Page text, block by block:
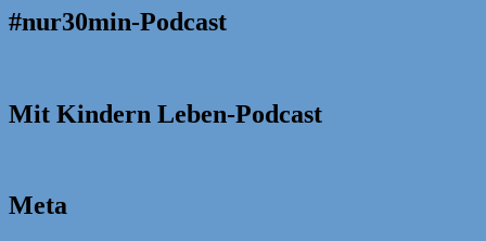
#nur30min-Podcast
Mit Kindern Leben-Podcast
Meta